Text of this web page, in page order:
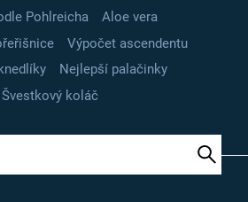
Pohlreicha
Aloe vera
Výpočet ascendentu
Nejlepší palačinky
Švestkový koláč